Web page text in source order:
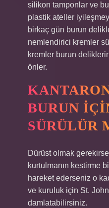
silikon tamponlar ve
plastik ateller
birkaç gün burun
nemlendirici kremler
kremler burun
önler.
BURUN
SÜRÜLÜR
Dürüst olmak
kurtulmanın kestirme
hareket ederseniz o
ve kuruluk için St.
damlatabilirsiniz.